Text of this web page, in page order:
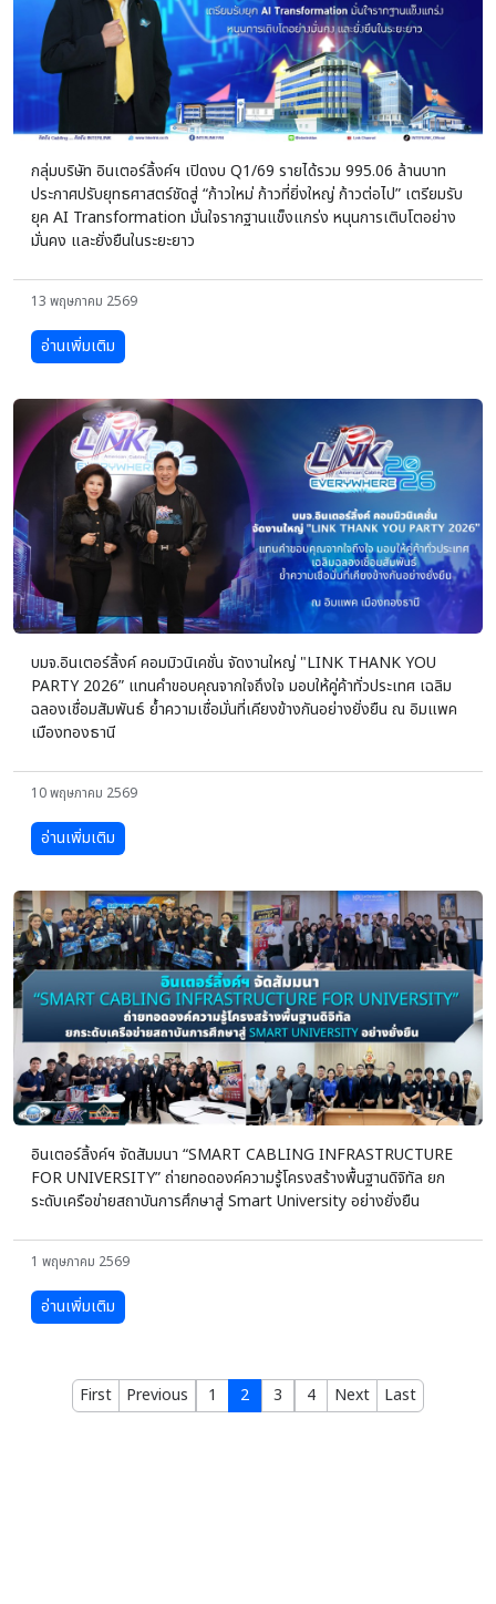
กลุ่มบริษัท อินเตอร์ลิ้งค์ฯ เปิดงบ Q1/69 รายได้รวม 995.06 ล้านบาท
ประกาศปรับยุทธศาสตร์ชัดสู่ “ก้าวใหม่ ก้าวที่ยิ่งใหญ่ ก้าวต่อไป” เตรียมรับ
ยุค AI Transformation มั่นใจรากฐานแข็งแกร่ง หนุนการเติบโตอย่าง
มั่นคง และยั่งยืนในระยะยาว
13 พฤษภาคม 2569
อ่านเพิ่มเติม
บมจ.อินเตอร์ลิ้งค์ คอมมิวนิเคชั่น จัดงานใหญ่ "LINK THANK YOU
PARTY 2026” แทนคำขอบคุณจากใจถึงใจ มอบให้คู่ค้าทั่วประเทศ เฉลิม
ฉลองเชื่อมสัมพันธ์ ย้ำความเชื่อมั่นที่เคียงข้างกันอย่างยั่งยืน ณ อิมแพค
เมืองทองธานี
10 พฤษภาคม 2569
อ่านเพิ่มเติม
อินเตอร์ลิ้งค์ฯ จัดสัมมนา “SMART CABLING INFRASTRUCTURE
FOR UNIVERSITY” ถ่ายทอดองค์ความรู้โครงสร้างพื้นฐานดิจิทัล ยก
ระดับเครือข่ายสถาบันการศึกษาสู่ Smart University อย่างยั่งยืน
1 พฤษภาคม 2569
อ่านเพิ่มเติม
First Previous 1 2 3 4 Next Last